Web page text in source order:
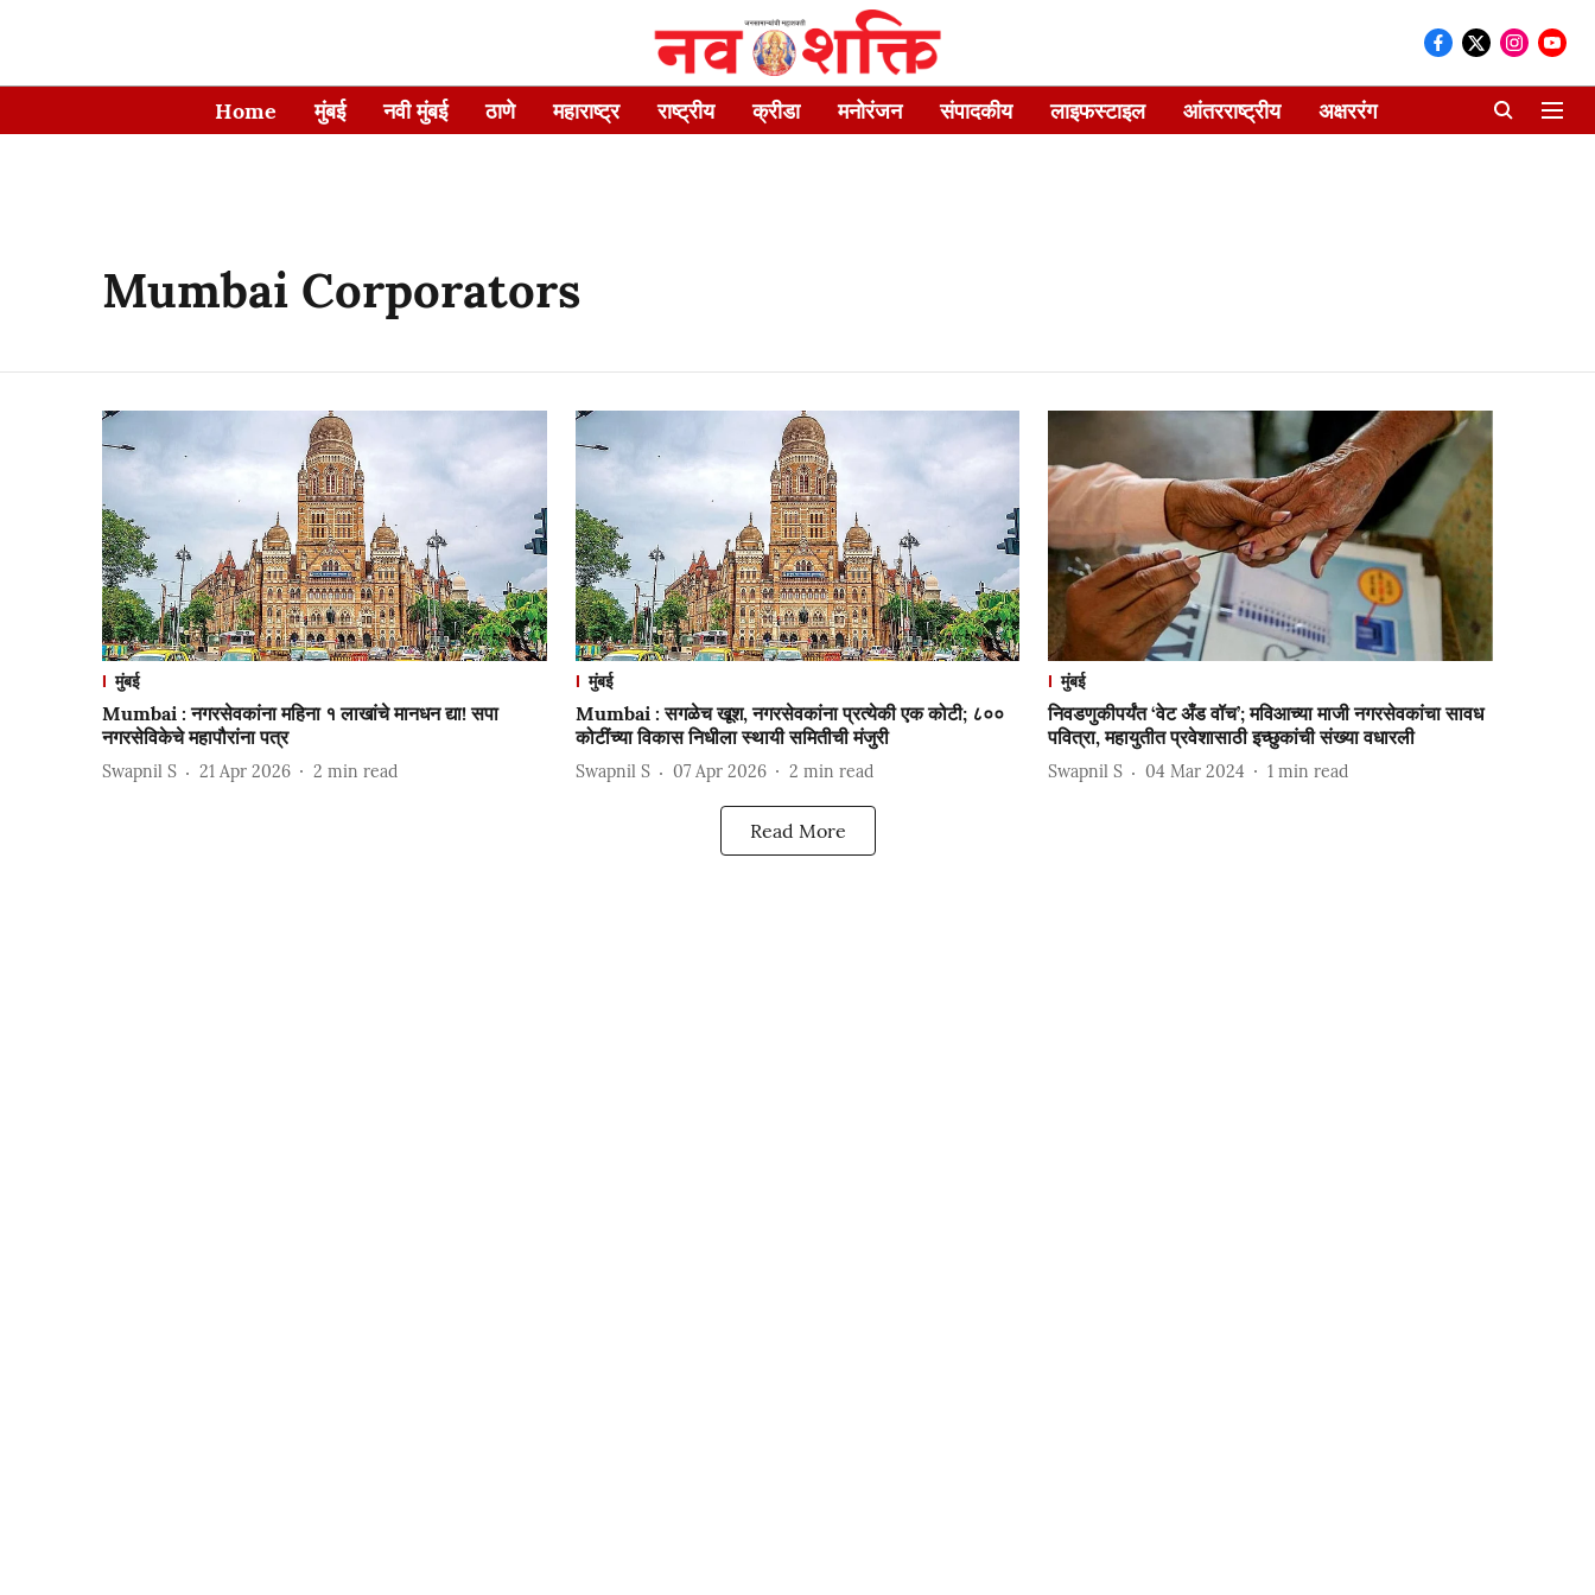
Home मुंबई नवी मुंबई ठाणे महाराष्ट्र राष्ट्रीय क्रीडा मनोरंजन संपादकीय लाइफस्टाइल आंतरराष्ट्रीय अक्षररंग
Mumbai Corporators
मुंबई
Mumbai : नगरसेवकांना महिना १ लाखांचे मानधन द्या! सपा
नगरसेविकेचे महापौरांना पत्र
Swapnil S 21 Apr 2026 2 min read
मुंबई
Mumbai : सगळेच खूश, नगरसेवकांना प्रत्येकी एक कोटी; ८००
कोटींच्या विकास निधीला स्थायी समितीची मंजुरी
Swapnil S 07 Apr 2026 2 min read
मुंबई
निवडणुकीपर्यंत ‘वेट अँड वॉच’; मविआच्या माजी नगरसेवकांचा सावध
पवित्रा, महायुतीत प्रवेशासाठी इच्छुकांची संख्या वधारली
Swapnil S 04 Mar 2024 1 min read
Read More